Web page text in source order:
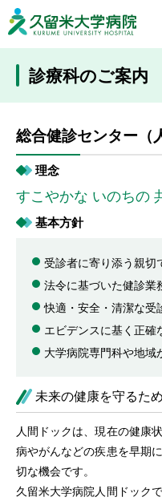
診療科のご案内
総合健診センター（
理念
すこやかな いのちの
基本方針
受診者に寄り添う親切
法令に基づいた健診業
快適・安全・清潔な受
エビデンスに基く正確
大学病院専門科や地域
未来の健康を守るた
人間ドックは、現在の健康
病やがんなどの疾患を早期
切な機会です。
久留米大学病院人間ドック